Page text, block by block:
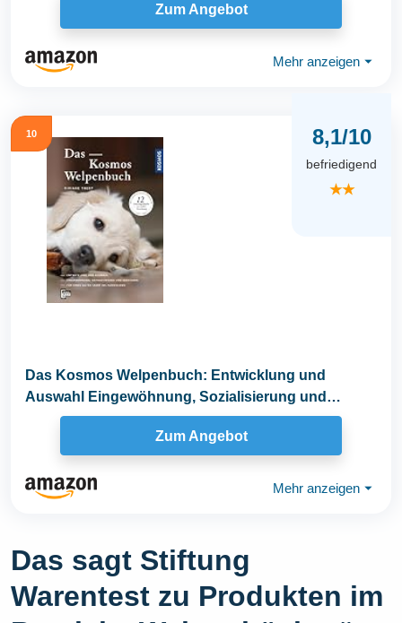
Zum Angebot
Mehr anzeigen ⏷
10 8,1/10
befriedigend
★★
Das Kosmos Welpenbuch: Entwicklung und
Auswahl Eingewöhnung, Sozialisierung und
Erziehung. Für...
Zum Angebot
Mehr anzeigen ⏷
Das sagt Stiftung
Warentest zu Produkten im